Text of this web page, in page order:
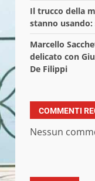
Il trucco della
stanno
Marcello
delicato con
De Filippi
COMMENTI
Nessun